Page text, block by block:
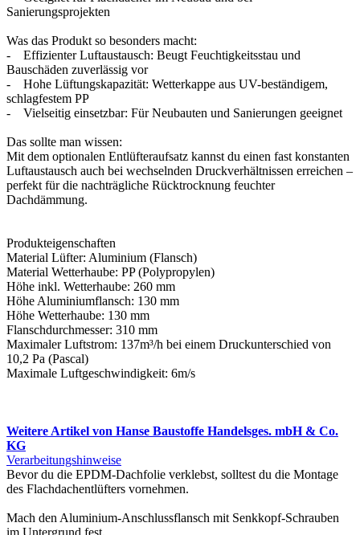
Sanierungsprojekten
Was das Produkt so besonders macht:
- Effizienter Luftaustausch: Beugt Feuchtigkeitsstau und
Bauschäden zuverlässig vor
- Hohe Lüftungskapazität: Wetterkappe aus UV-beständigem,
schlagfestem PP
- Vielseitig einsetzbar: Für Neubauten und Sanierungen geeignet
Das sollte man wissen:
Mit dem optionalen Entlüfteraufsatz kannst du einen fast konstanten
Luftaustausch auch bei wechselnden Druckverhältnissen erreichen –
perfekt für die nachträgliche Rücktrocknung feuchter
Dachdämmung.
Produkteigenschaften
Material Lüfter: Aluminium (Flansch)
Material Wetterhaube: PP (Polypropylen)
Höhe inkl. Wetterhaube: 260 mm
Höhe Aluminiumflansch: 130 mm
Höhe Wetterhaube: 130 mm
Flanschdurchmesser: 310 mm
Maximaler Luftstrom: 137m³/h bei einem Druckunterschied von
10,2 Pa (Pascal)
Maximale Luftgeschwindigkeit: 6m/s
Weitere Artikel von Hanse Baustoffe Handelsges. mbH & Co.
KG
Verarbeitungshinweise
Bevor du die EPDM-Dachfolie verklebst, solltest du die Montage
des Flachdachentlüfters vornehmen.
Mach den Aluminium-Anschlussflansch mit Senkkopf-Schrauben
im Untergrund fest.